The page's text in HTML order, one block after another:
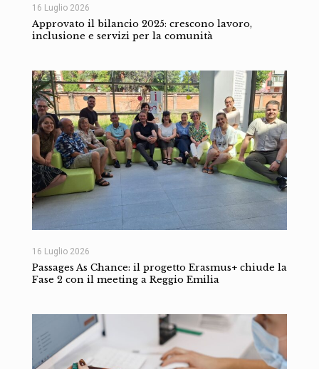
16 Luglio 2026
Approvato il bilancio 2025: crescono lavoro,
inclusione e servizi per la comunità
16 Luglio 2026
Passages As Chance: il progetto Erasmus+ chiude la
Fase 2 con il meeting a Reggio Emilia